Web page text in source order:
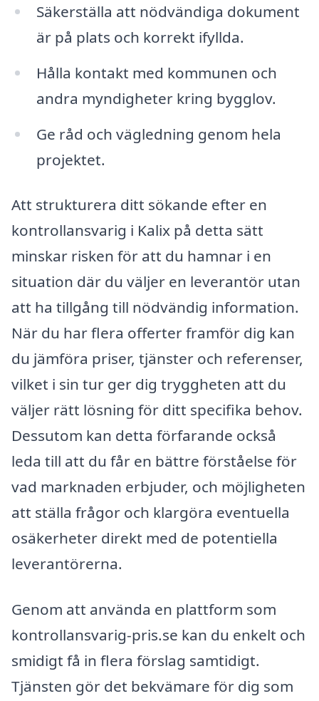
Säkerställa att nödvändiga dokument
är på plats och korrekt ifyllda.
Hålla kontakt med kommunen och
andra myndigheter kring bygglov.
Ge råd och vägledning genom hela
projektet.
Att strukturera ditt sökande efter en
kontrollansvarig i Kalix på detta sätt
minskar risken för att du hamnar i en
situation där du väljer en leverantör utan
att ha tillgång till nödvändig information.
När du har flera offerter framför dig kan
du jämföra priser, tjänster och referenser,
vilket i sin tur ger dig tryggheten att du
väljer rätt lösning för ditt specifika behov.
Dessutom kan detta förfarande också
leda till att du får en bättre förståelse för
vad marknaden erbjuder, och möjligheten
att ställa frågor och klargöra eventuella
osäkerheter direkt med de potentiella
leverantörerna.
Genom att använda en plattform som
kontrollansvarig-pris.se kan du enkelt och
smidigt få in flera förslag samtidigt.
Tjänsten gör det bekvämare för dig som